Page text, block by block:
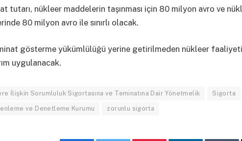
tutarı, nükleer maddelerin taşınması için 80 milyon avro ve
80 milyon avro ile sınırlı olacak.
gösterme yükümlülüğü yerine getirilmeden nükleer
uygulanacak.
İlişkin Sorumluluk Sigortasına ve Teminatına Dair Yönetmelik Sigorta
ve Denetleme Kurumu zorunlu sigorta